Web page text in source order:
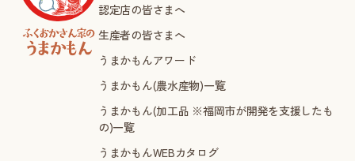
認定店の皆さまへ
生産者の皆さまへ
うまかもんアワード
うまかもん(農水産物)一覧
うまかもん(加工品 ※福岡市が開発を支援したも
の)一覧
うまかもんWEBカタログ